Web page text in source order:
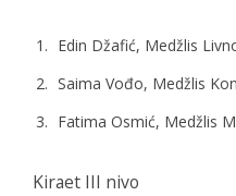
Edin Džafić, Medžlis
Saima Vođo, Medžlis
Fatima Osmić, Medžlis
Kiraet III nivo